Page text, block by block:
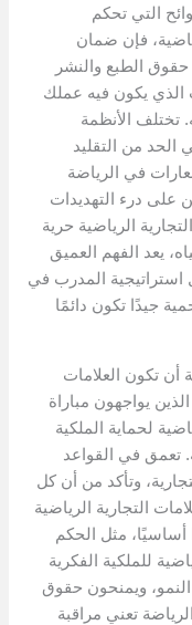
التي تحكم
فإن ضمان
حقوق الطبع والنشر
الذي يكون فيه عملك
الأنظمة
الحد من التقليد
في الرياضة
على درء التهديدات
الرياضية حرية
يعد الفهم العميق
استراتيجية المدرب في
جيدًا تكون دائمًا
أن تكون العلامات
يواجهون مباراة
لحماية الملكية
تعمق في القواعد
وتأكد من أن كل
التجارية الرياضية
أساسيًا، مثل الحكم
للملكية الفكرية
ويمنحون حقوق
تعني مراقبة